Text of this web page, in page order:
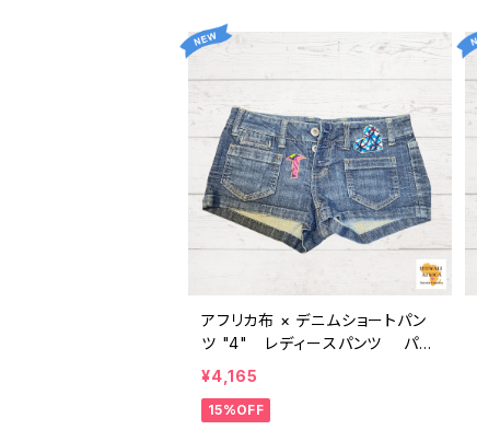
アフリカ布 × デニムショートパン
ツ "4" レディースパンツ パー
ニュ カンガ キテンゲ ギニア フェ
アトレード INUWALIAFRICA
¥4,165
15%OFF